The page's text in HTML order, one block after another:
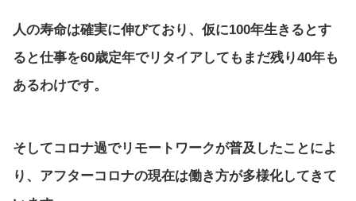
人の寿命は確実に伸びており、仮に100年生きるとす
ると仕事を60歳定年でリタイアしてもまだ残り40年も
あるわけです。
そしてコロナ過でリモートワークが普及したことによ
り、アフターコロナの現在は働き方が多様化してきて